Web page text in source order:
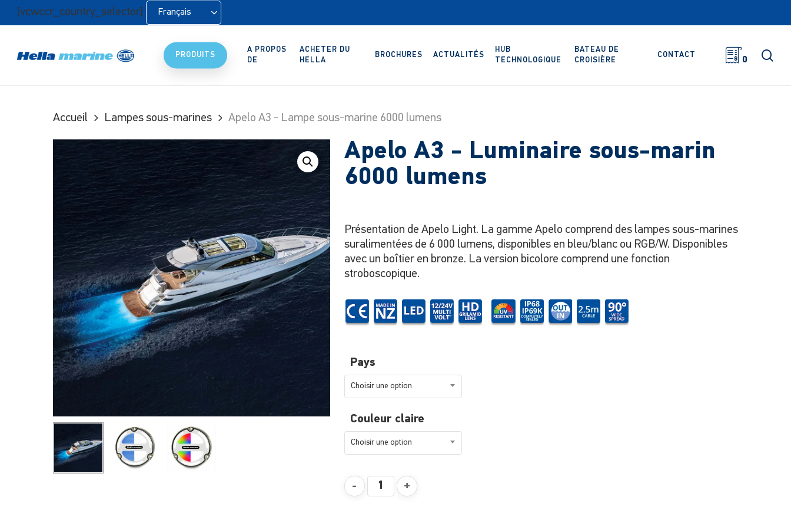
Retour[vcwccr_country_selector] Français
PRODUITS
A PROPOS
DE
ACHETER DU
HELLA
BROCHURES ACTUALITÉS
HUB
TECHNOLOGIQUE
BATEAU DE
CROISIÈRE
CONTACT
0
Accueil Lampes sous-marines Apelo A3 - Lampe sous-marine 6000 lumens
Apelo A3 - Luminaire sous-marin
6000 lumens
Présentation de Apelo Light. La gamme Apelo comprend des lampes sous-marines
suralimentées de 6 000 lumens, disponibles en bleu/blanc ou RGB/W. Disponibles
avec un boîtier en bronze. La version bicolore comprend une fonction
stroboscopique.
Pays
Choisir une option
Couleur claire
Choisir une option